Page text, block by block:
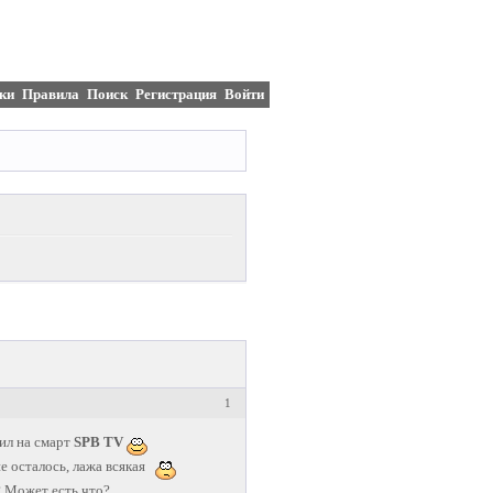
Правила Поиск Регистрация Войти
1
на смарт SPB TV
лажа всякая